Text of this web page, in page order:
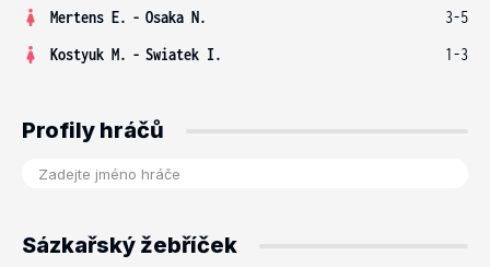
Mertens E. - Osaka N.
3-5
Kostyuk M. - Swiatek I. 1-3
Profily hráčů
Sázkařský žebříček